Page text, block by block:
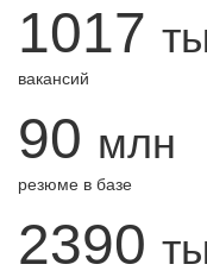
1017
вакансий
90 млн
резюме в базе
2390